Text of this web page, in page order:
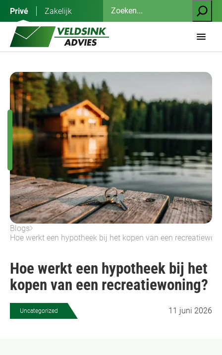
inhoud
Privé Zakelijk
Zoeken
Blogs
Hoe werkt een hypotheek bij het kopen van een
Hoe werkt een hypotheek bij het
kopen van een recreatiewoning?
Uncategorized 11 juni 2026